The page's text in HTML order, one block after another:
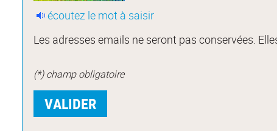
écoutez le mot à saisir
Les adresses emails ne seront pas conservées.
(*) champ obligatoire